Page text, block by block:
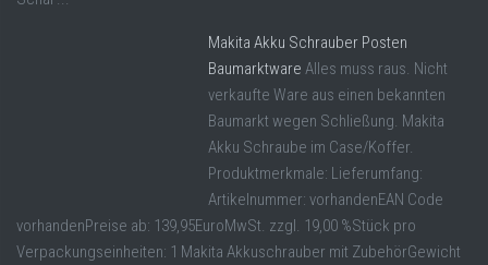
Makita Akku Schrauber Posten
Baumarktware Alles muss raus. Nicht
verkaufte Ware aus einen bekannten
Baumarkt wegen Schließung. Makita
Akku Schraube im Case/Koffer.
Produktmerkmale: Lieferumfang:
Artikelnummer: vorhandenEAN Code
vorhandenPreise ab: 139,95EuroMwSt. zzgl. 19,00 %Stück pro
Verpackungseinheiten: 1 Makita Akkuschrauber mit ZubehörGewicht